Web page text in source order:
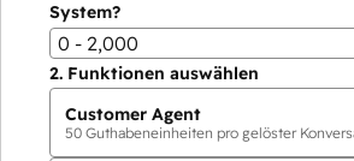
System?
0 - 2,000
2. Funktionen auswählen
Customer Agent
50 Guthabeneinheiten pro gelöster